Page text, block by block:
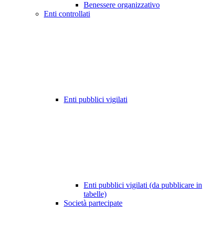
Benessere organizzativo
Enti controllati
Enti pubblici vigilati
Enti pubblici vigilati (da pubblicare in
tabelle)
Società partecipate